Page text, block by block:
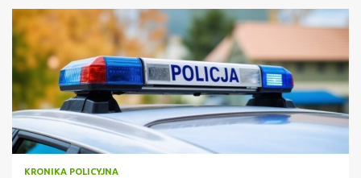
KRONIKA POLICYJNA